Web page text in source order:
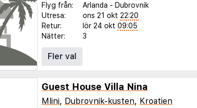
Flyg från: Arlanda - Dubrovnik
Utresa:
ons 21 okt 22:20
Retur:
lör 24 okt 09:05
Nätter:
3
Fler val
Guest House Villa Nina
Mlini, Dubrovnik-kusten, Kroatien